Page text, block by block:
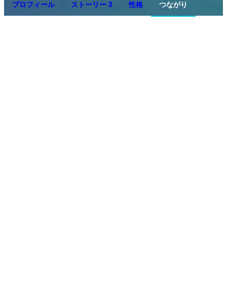
プロフィール ストーリー 3 性格 つながり